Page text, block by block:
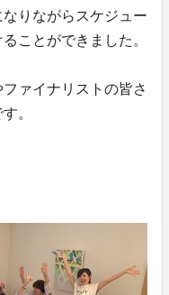
りながらスケジュー
ことができました。
ァイナリストの皆さ
。